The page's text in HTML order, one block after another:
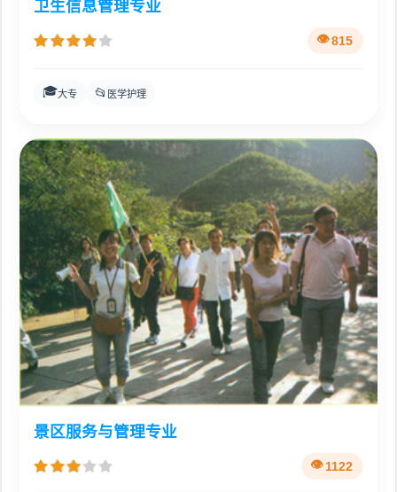
卫生信息管理专业
815
🎓大专 📂 医学护理
景区服务与管理专业
1122